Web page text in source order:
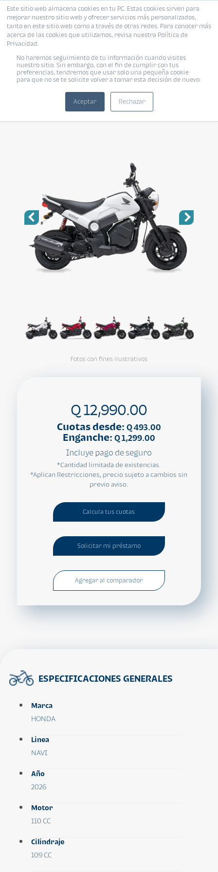
Este sitio web almacena cookies en tu PC. Estas cookies sirven para
mejorar nuestro sitio web y ofrecer servicios más personalizados,
tanto en este sitio web como a través de otras redes. Para conocer más
acerca de las cookies que utilizamos, revisa nuestra Política de
Privacidad.
No haremos seguimiento de tu información cuando visites
nuestro sitio. Sin embargo, con el fin de cumplir con tus
preferencias, tendremos que usar solo una pequeña cookie
para que no se te solicite volver a tomar esta decisión de nuevo.
Aceptar Rechazar
HONDA NAVI
Urban
Fotos con fines ilustrativos
Q 12,990.00
Cuotas desde: Q 493.00
Enganche: Q 1,299.00
Incluye pago de seguro
*Cantidad limitada de existencias.
*Aplican Restricciones, precio sujeto a cambios sin
previo aviso.
Calcula tus cuotas
Solicitar mi préstamo
Agregar al comparador
ESPECIFICACIONES GENERALES
Marca
HONDA
Linea
NAVI
Año
2026
Motor
110 CC
Cilindraje
109 CC